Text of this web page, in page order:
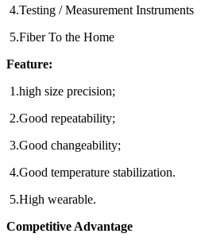
4.Testing / Measurement Instruments
5.Fiber To the Home
Feature:
1.high size precision;
2.Good repeatability;
3.Good changeability;
4.Good temperature stabilization.
5.High wearable.
Competitive Advantage